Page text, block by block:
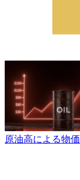
原油高による物